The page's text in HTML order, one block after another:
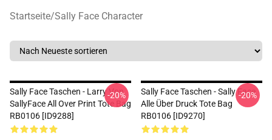
Startseite/Sally Face Character
Sally Face Taschen - Larry Von
SallyFace All Over Print Tote Bag
RB0106 [ID9288]
-20%
Sally Face Taschen - Sally Face
Alle Über Druck Tote Bag
RB0106 [ID9270]
-20%